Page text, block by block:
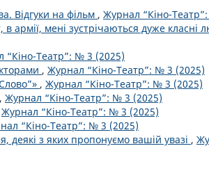
Відгуки на фільм , Журнал “Кіно-
армії, мені зустрічаються дуже класні
“Кіно-Театр”: № 3 (2025)
, Журнал “Кіно-Театр”: № 3 (2025)
, Журнал “Кіно-Театр”: № 3 (2025)
, Журнал “Кіно-Театр”: № 3 (2025)
Журнал “Кіно-Театр”: № 3 (2025)
“Кіно-Театр”: № 3 (2025)
з яких пропонуємо вашій увазі ,